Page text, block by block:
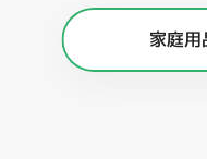
家庭用